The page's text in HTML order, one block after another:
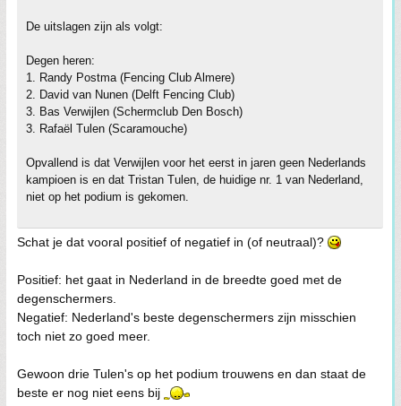
De uitslagen zijn als volgt:
Degen heren:
1. Randy Postma (Fencing Club Almere)
2. David van Nunen (Delft Fencing Club)
3. Bas Verwijlen (Schermclub Den Bosch)
3. Rafaël Tulen (Scaramouche)
Opvallend is dat Verwijlen voor het eerst in jaren geen Nederlands
kampioen is en dat Tristan Tulen, de huidige nr. 1 van Nederland,
niet op het podium is gekomen.
Schat je dat vooral positief of negatief in (of neutraal)?
Positief: het gaat in Nederland in de breedte goed met de
degenschermers.
Negatief: Nederland's beste degenschermers zijn misschien
toch niet zo goed meer.
Gewoon drie Tulen's op het podium trouwens en dan staat de
beste er nog niet eens bij